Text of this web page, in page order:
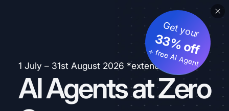
1 July – 31st August 2026 *extended
AI Agents at Zero
Get your
33% off
+ free AI Agent